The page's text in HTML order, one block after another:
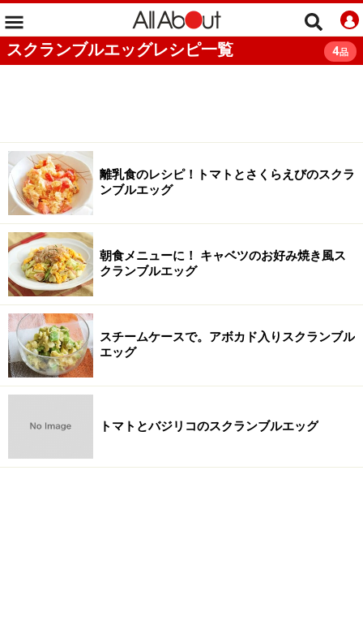
スクランブルエッグレシピ一覧 4品
離乳食のレシピ！トマトとさくらえびのスクラ
ンブルエッグ
朝食メニューに！ キャベツのお好み焼き風ス
クランブルエッグ
スチームケースで。アボカド入りスクランブル
エッグ
トマトとバジリコのスクランブルエッグ